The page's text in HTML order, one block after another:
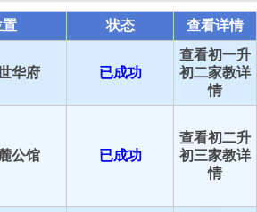
置 状态 查看详情
华府 已成功
查看初一升
初二家教详
情
公馆 已成功
查看初二升
初三家教详
情